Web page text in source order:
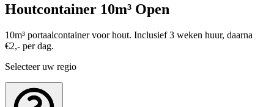
Houtcontainer 10m³ Open
10m³ portaalcontainer voor hout. Inclusief 3 weken huur, daarna
€2,- per dag.
Selecteer uw regio